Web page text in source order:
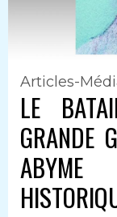
Articles-
LE
GRANDE